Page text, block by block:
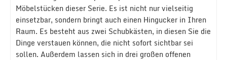
Möbelstücken dieser Serie. Es ist nicht nur vielseitig
einsetzbar, sondern bringt auch einen Hingucker in Ihren
Raum. Es besteht aus zwei Schubkästen, in diesen Sie die
Dinge verstauen können, die nicht sofort sichtbar sei
sollen. Außerdem lassen sich in drei großen offenen